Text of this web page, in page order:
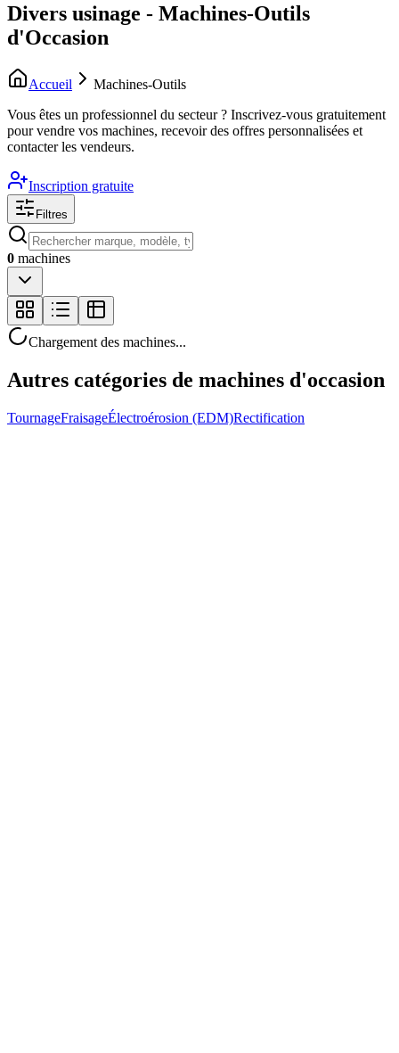
Divers usinage - Machines-Outils
d'Occasion
Accueil
Machines-Outils
Vous êtes un professionnel du secteur ? Inscrivez-vous gratuitement
pour vendre vos machines, recevoir des offres personnalisées et
contacter les vendeurs.
Inscription gratuite
Filtres
0 machines
Chargement des machines...
Autres catégories de machines d'occasion
TournageFraisageÉlectroérosion (EDM)Rectification